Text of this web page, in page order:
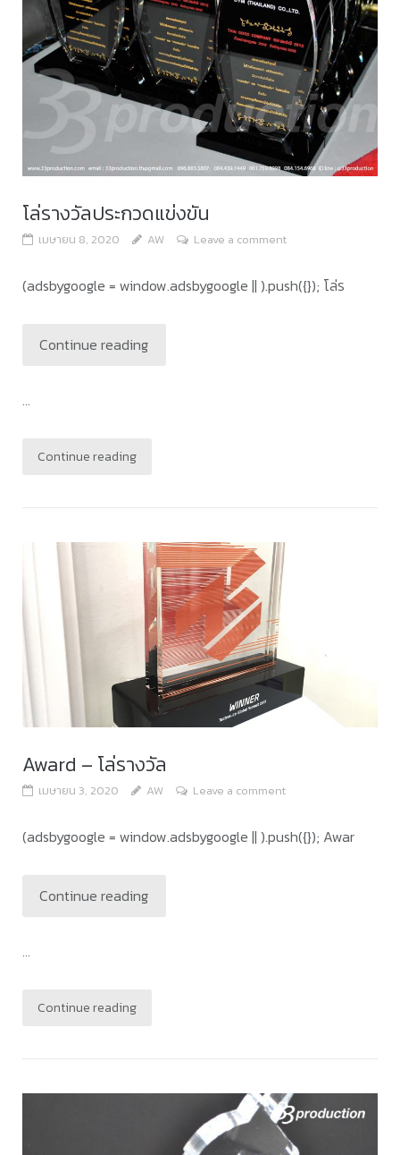
โล่รางวัลประกวดแข่งขัน
เมษายน 8, 2020 AW Leave a comment
(adsbygoogle = window.adsbygoogle || ).push({}); โล่ร
Continue reading
...
Continue reading
Award – โล่รางวัล
เมษายน 3, 2020 AW Leave a comment
(adsbygoogle = window.adsbygoogle || ).push({}); Awar
Continue reading
...
Continue reading